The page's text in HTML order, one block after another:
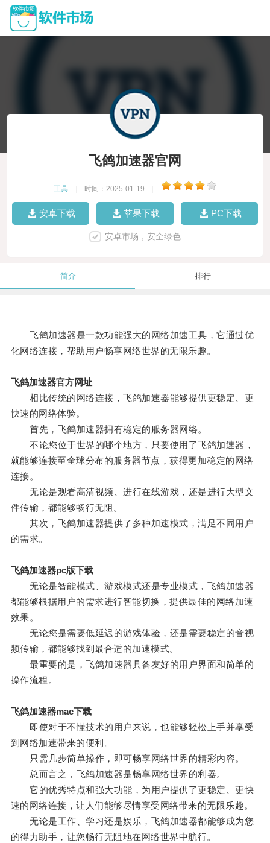
飞鸽加速器官网
工具 时间：2025-01-19
安卓下载 苹果下载 PC下载
安卓市场，安全绿色
简介 排行
飞鸽加速器是一款功能强大的网络加速工具，它通过优
化网络连接，帮助用户畅享网络世界的无限乐趣。
飞鸽加速器官方网址
相比传统的网络连接，飞鸽加速器能够提供更稳定、更
快速的网络体验。
首先，飞鸽加速器拥有稳定的服务器网络。
不论您位于世界的哪个地方，只要使用了飞鸽加速器，
就能够连接至全球分布的服务器节点，获得更加稳定的网络
连接。
无论是观看高清视频、进行在线游戏，还是进行大型文
件传输，都能够畅行无阻。
其次，飞鸽加速器提供了多种加速模式，满足不同用户
的需求。
飞鸽加速器pc版下载
无论是智能模式、游戏模式还是专业模式，飞鸽加速器
都能够根据用户的需求进行智能切换，提供最佳的网络加速
效果。
无论您是需要低延迟的游戏体验，还是需要稳定的音视
频传输，都能够找到最合适的加速模式。
最重要的是，飞鸽加速器具备友好的用户界面和简单的
操作流程。
飞鸽加速器mac下载
即使对于不懂技术的用户来说，也能够轻松上手并享受
到网络加速带来的便利。
只需几步简单操作，即可畅享网络世界的精彩内容。
总而言之，飞鸽加速器是畅享网络世界的利器。
它的优秀特点和强大功能，为用户提供了更稳定、更快
速的网络连接，让人们能够尽情享受网络带来的无限乐趣。
无论是工作、学习还是娱乐，飞鸽加速器都能够成为您
的得力助手，让您畅行无阻地在网络世界中航行。